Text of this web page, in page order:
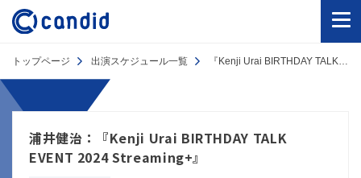
トップページ 出演スケジュール一覧 『Kenji Urai BIRTHDAY TALK EVENT 2024 Streaming+』
浦井健治：『Kenji Urai BIRTHDAY TALK
EVENT 2024 Streaming+』